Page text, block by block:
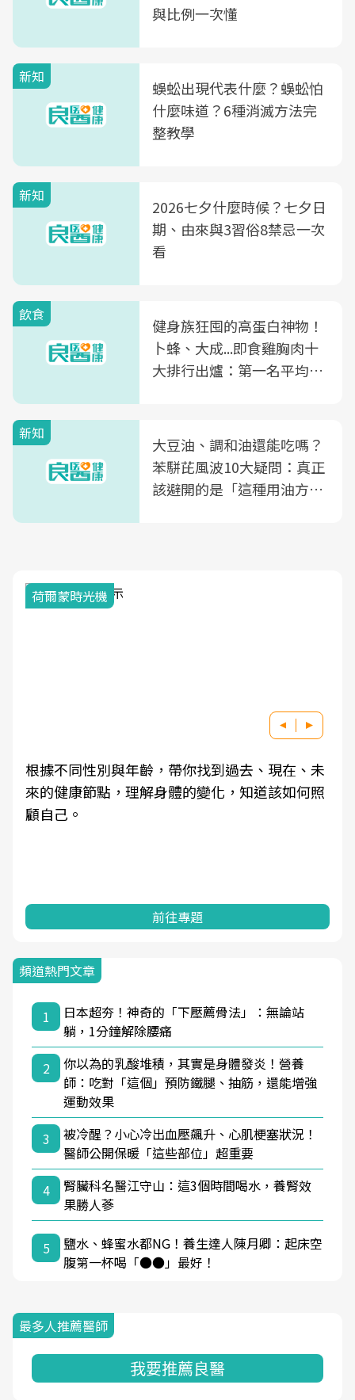
與比例一次懂
新知
蜈蚣出現代表什麼？蜈蚣怕
什麼味道？6種消滅方法完
整教學
新知
2026七夕什麼時候？七夕日
期、由來與3習俗8禁忌一次
看
飲食
健身族狂囤的高蛋白神物！
卜蜂、大成...即食雞胸肉十
大排行出爐：第一名平均一
新知
大豆油、調和油還能吃嗎？
苯駢芘風波10大疑問：真正
該避開的是「這種用油方
荷爾蒙時光機
根據不同性別與年齡，帶你找到過去、現在、未
來的健康節點，理解身體的變化，知道該如何照
顧自己。
前往專題
頻道熱門文章
1
日本超夯！神奇的「下壓薦骨法」：無論站
躺，1分鐘解除腰痛
2
你以為的乳酸堆積，其實是身體發炎！營養
師：吃對「這個」預防鐵腿、抽筋，還能增強
運動效果
3
被冷醒？小心冷出血壓飆升、心肌梗塞狀況！
醫師公開保暖「這些部位」超重要
4
腎臟科名醫江守山：這3個時間喝水，養腎效
果勝人蔘
5
鹽水、蜂蜜水都NG！養生達人陳月卿：起床空
腹第一杯喝「●●」最好！
最多人推薦醫師
我要推薦良醫